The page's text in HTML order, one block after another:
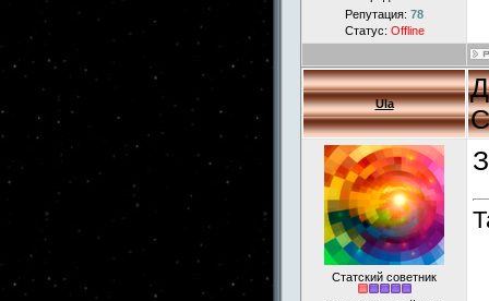
Репутация: 78
Статус: Offline
Ula
Статский советник